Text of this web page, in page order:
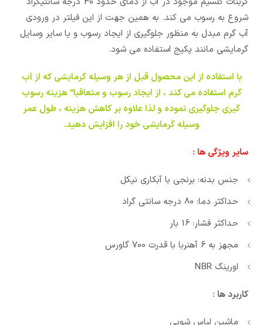
شروع به رسوب می کند. به همین جهت از این فیلتر در ورودی
آب گرم مبدل به منظور جلوگیری از ایجاد رسوب و یا سایر وسایل
گرمایشی مانند پکیج استفاده می شود.
با استفاده از این محصول قبل از هر وسیله گرمایشی که از آب
گرم استفاده می کند ، از ایجاد رسوب و متعاقبا” هزینه رسوب
گیری جلوگیری نموده و لذا علاوه بر کاهش هزینه ، طول عمر
وسیله گرمایشی خود را افزایش دهید.
سایر ویژگی ها :
جنس بدنه: برنجی با آبکاری نیکل
حداکثر دما: 80 درجه سانتی گراد
حداکثر فشار: 16 بار
مجهز به 6 آهنربا با قدرت 700 گاورس
اورینگ NBR
کاربرد ها :